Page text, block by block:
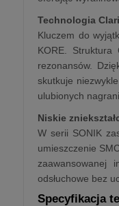
Technologia
Kluczem do
KORE. Struktura
rezonansów.
skutkuje
ulubionych
Niskie
W serii SONIK
umieszczenie
zaawansowanej
odsłuchowe bez
Specyfikacja